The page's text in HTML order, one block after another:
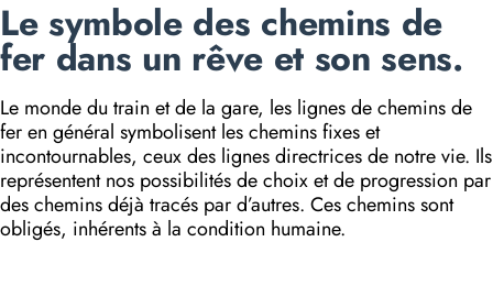
Le symbole des chemins de
fer dans un rêve et son sens.
Le monde du train et de la gare, les lignes de chemins de
fer en général symbolisent les chemins fixes et
incontournables, ceux des lignes directrices de notre vie. Ils
représentent nos possibilités de choix et de progression par
des chemins déjà tracés par d’autres. Ces chemins sont
obligés, inhérents à la condition humaine.